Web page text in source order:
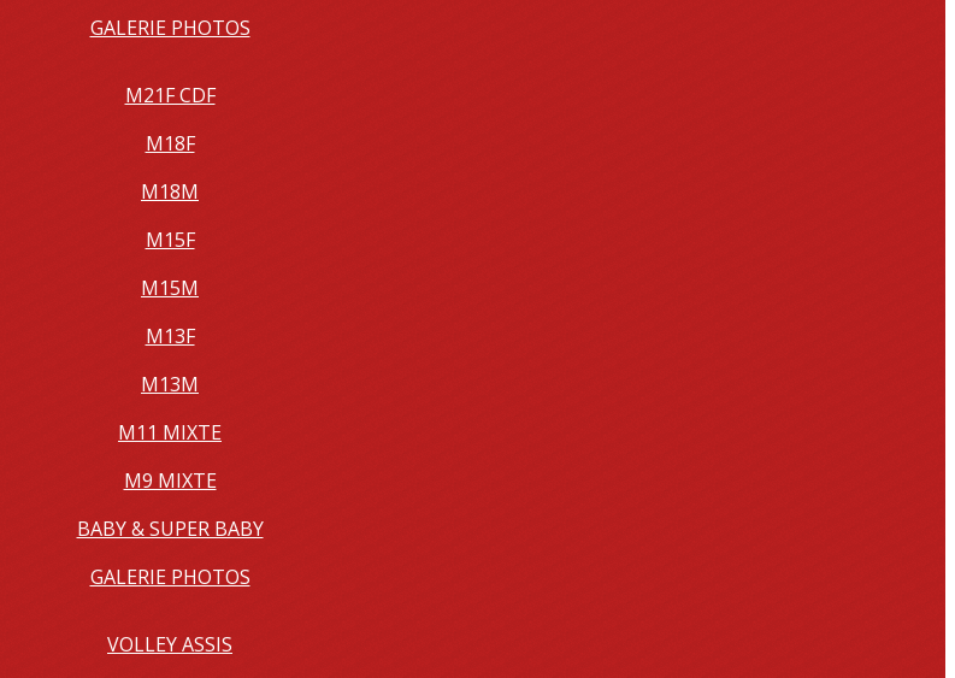
GALERIE PHOTOS
M21F CDF
M18F
M18M
M15F
M15M
M13F
M13M
M11 MIXTE
M9 MIXTE
BABY & SUPER BABY
GALERIE PHOTOS
VOLLEY ASSIS